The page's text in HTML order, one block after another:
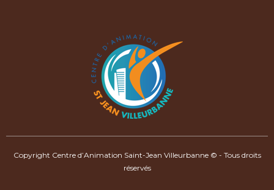
Copyright Centre d’Animation Saint-Jean Villeurbanne © - Tous droits
réservés